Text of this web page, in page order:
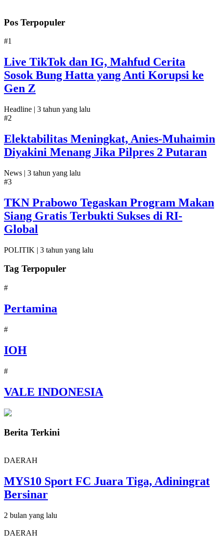
Pos Terpopuler
#1
Live TikTok dan IG, Mahfud Cerita
Sosok Bung Hatta yang Anti Korupsi ke
Gen Z
Headline | 3 tahun yang lalu
#2
Elektabilitas Meningkat, Anies-Muhaimin
Diyakini Menang Jika Pilpres 2 Putaran
News | 3 tahun yang lalu
#3
TKN Prabowo Tegaskan Program Makan
Siang Gratis Terbukti Sukses di RI-
Global
POLITIK | 3 tahun yang lalu
Tag Terpopuler
#
Pertamina
#
IOH
#
VALE INDONESIA
Berita Terkini
DAERAH
MYS10 Sport FC Juara Tiga, Adiningrat
Bersinar
2 bulan yang lalu
DAERAH